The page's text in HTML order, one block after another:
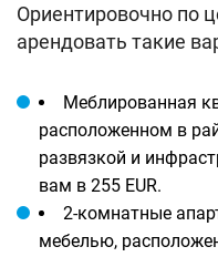
Ориентировочно по
арендовать такие
Меблированная
расположенном в
развязкой и
вам в 255 EUR.
2-комнатные
мебелью,